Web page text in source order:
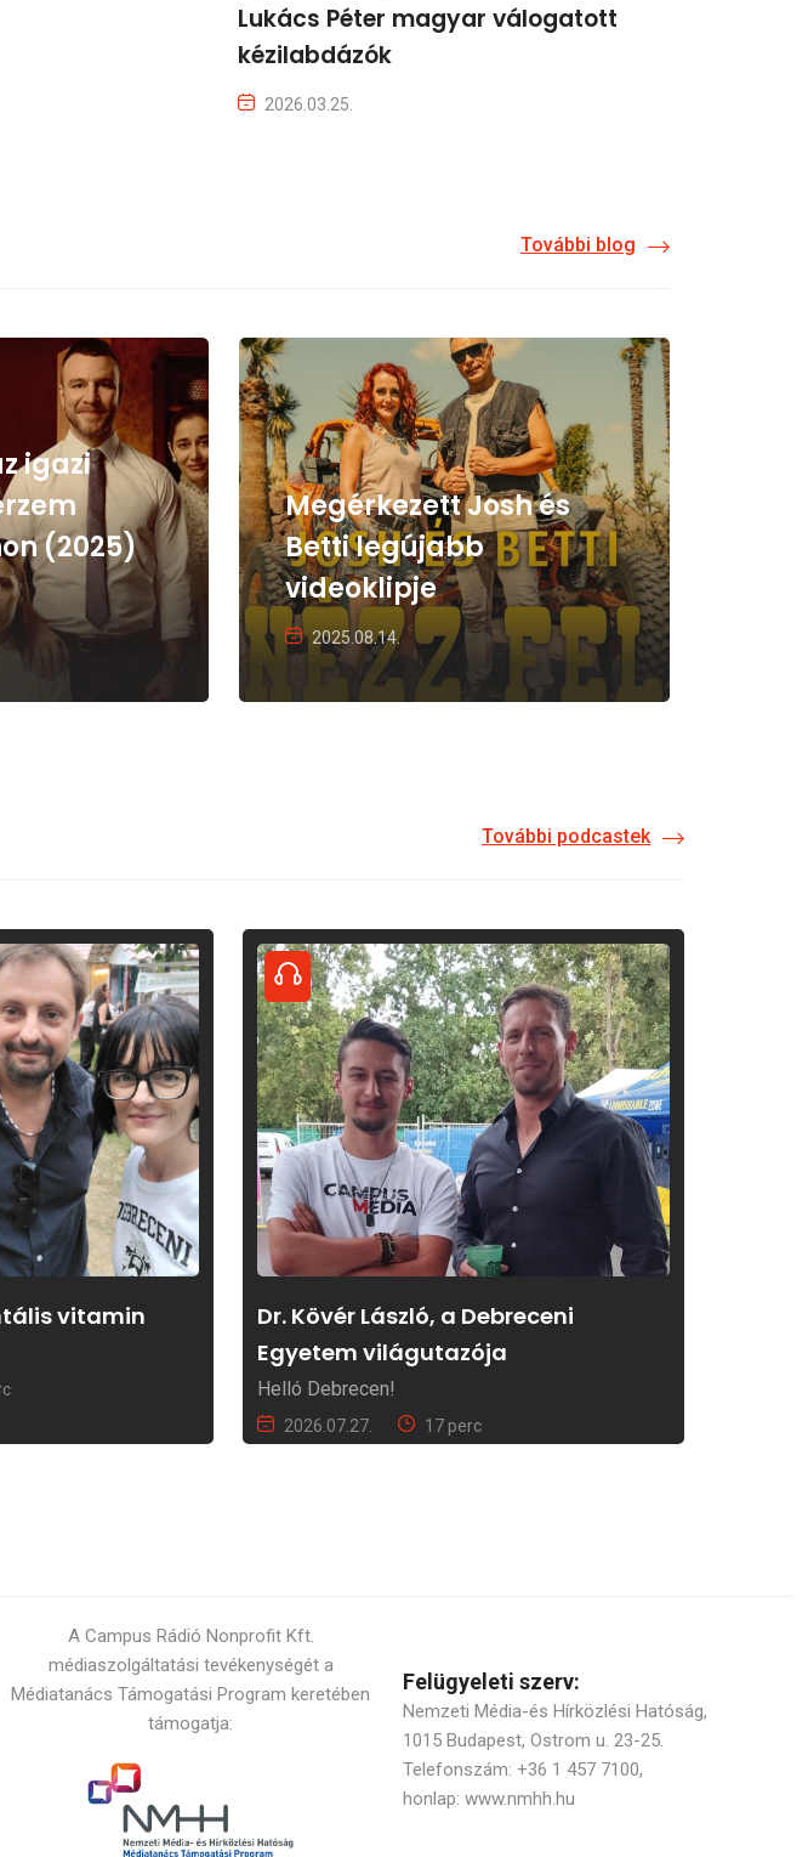
Lukács Péter magyar válogatott
kézilabdázók
2026.03.25.
További blog
igazi
(2025)
Megérkezett Josh és
Betti legújabb
videoklipje
2025.08.14.
További podcastek
vitamin
Dr. Kövér László, a Debreceni
Egyetem világutazója
Helló Debrecen!
2026.07.27. 17 perc
A Campus Rádió Nonprofit Kft.
médiaszolgáltatási tevékenységét a
Médiatanács Támogatási Program keretében
támogatja:
Felügyeleti szerv:
Nemzeti Média-és Hírközlési Hatóság,
1015 Budapest, Ostrom u. 23-25.
Telefonszám: +36 1 457 7100,
honlap: www.nmhh.hu